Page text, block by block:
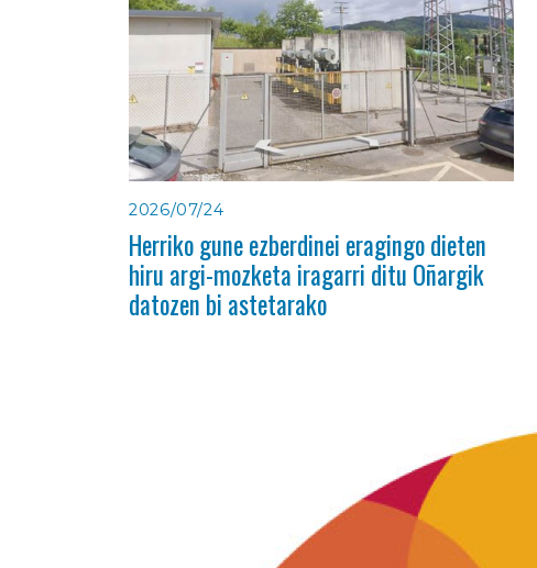
2026/07/24
Herriko gune ezberdinei eragingo dieten
hiru argi-mozketa iragarri ditu Oñargik
datozen bi astetarako